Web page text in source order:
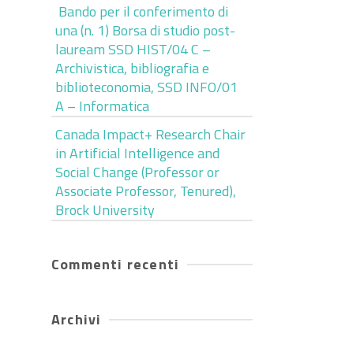
Bando per il conferimento di
una (n. 1) Borsa di studio post-
lauream SSD HIST/04 C –
Archivistica, bibliografia e
biblioteconomia, SSD INFO/01
A – Informatica
Canada Impact+ Research Chair
in Artificial Intelligence and
Social Change (Professor or
Associate Professor, Tenured),
Brock University
Commenti recenti
Archivi